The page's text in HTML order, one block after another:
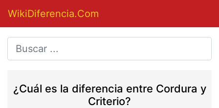
WikiDiferencia.Com
¿Cuál es la diferencia entre Cordura y
Criterio?